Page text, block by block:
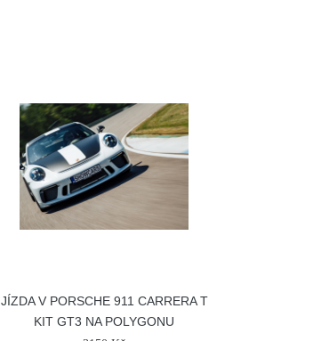
JÍZDA V PORSCHE 911 CARRERA T
KIT GT3 NA POLYGONU